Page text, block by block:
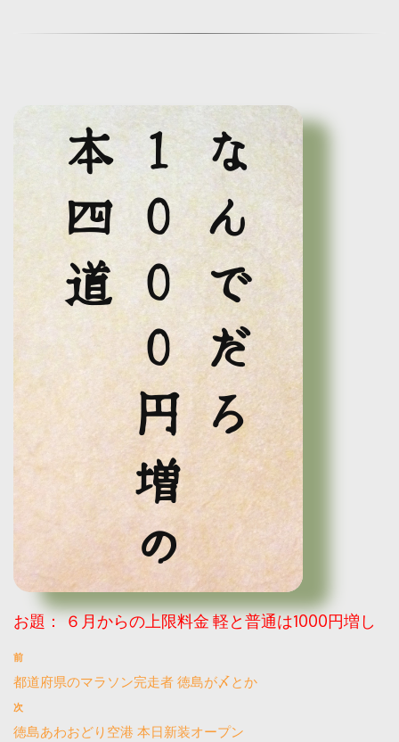
なんでだろ
１０００円増の
本四道
お題：６月からの上限料金 軽と普通は1000円増し
前
都道府県のマラソン完走者 徳島が〆とか
次
徳島あわおどり空港 本日新装オープン